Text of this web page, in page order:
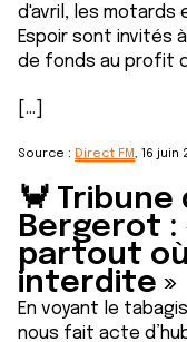
d'avril, les motards
Espoir sont invités
de fonds au profit
[...]
Source : Direct FM, 16 juin
🦀 Tribune
Bergerot :
partout
interdite »
En voyant le
nous fait acte